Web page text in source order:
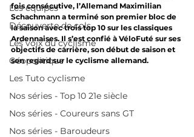
Les équipes
Découverte de cols
Les voix du cyclisme
Géopolitique
Les Tuto cyclisme
Nos séries - Top 10 21e siècle
Nos séries - Coureurs sans GT
Nos séries - Baroudeurs
fois consécutive, l’Allemand Maximilian
Schachmann a terminé son premier bloc de
la saison avec trois top 10 sur les classiques
Ardennaises. Il s’est confié à VéloFuté sur ses
objectifs de carrière, son début de saison et
son regard sur le cyclisme allemand.